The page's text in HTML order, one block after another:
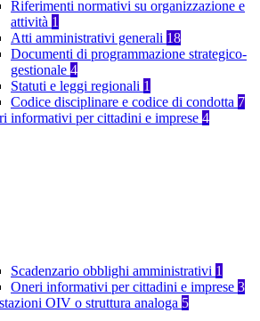
Riferimenti normativi su organizzazione e
attività 1
Atti amministrativi generali 18
Documenti di programmazione strategico-
gestionale 4
Statuti e leggi regionali 1
Codice disciplinare e codice di condotta 7
informativi per cittadini e imprese 4
Scadenzario obblighi amministrativi 1
Oneri informativi per cittadini e imprese 3
OIV o struttura analoga 5